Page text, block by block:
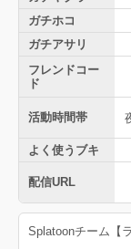
ガチホコ
ガチアサリ
フレンドコー
ド
活動時間帯
よく使うブキ
配信URL
Splatoonチーム【